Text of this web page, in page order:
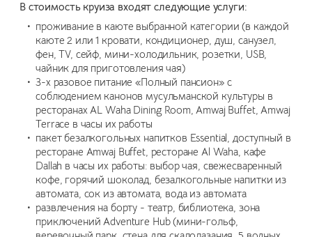
В стоимость круиза входят следующие услуги:
проживание в каюте выбранной категории (в каждой
каюте 2 или 1 кровати, кондиционер, душ, санузел,
фен, TV, сейф, мини-холодильник, розетки, USB,
чайник для приготовления чая)
3-х разовое питание «Полный пансион» с
соблюдением канонов мусульманской культуры в
ресторанах AL Waha Dining Room, Amwaj Buffet, Amwaj
Terrace в часы их работы
пакет безалкогольных напитков Essential, доступный в
ресторане Amwaj Buffet, ресторане Al Waha, кафе
Dallah в часы их работы: выбор чая, свежесваренный
кофе, горячий шоколад, безалкогольные напитки из
автомата, сок из автомата, вода из автомата
развлечения на борту - театр, библиотека, зона
приключений Adventure Hub (мини-гольф,